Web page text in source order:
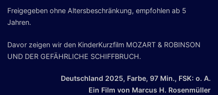
Freigegeben ohne Altersbeschränkung, empfohlen ab 5
Jahren.
Davor zeigen wir den KinderKurzfilm MOZART & ROBINSON
UND DER GEFÄHRLICHE SCHIFFBRUCH.
Deutschland 2025, Farbe, 97 Min., FSK: o. A.
Ein Film von Marcus H. Rosenmüller